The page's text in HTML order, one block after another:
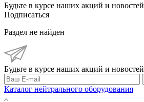
Будьте в курсе наших акций и новостей
Подписаться
Раздел не найден
Будьте в курсе наших акций и новостей
Каталог нейтрального оборудования